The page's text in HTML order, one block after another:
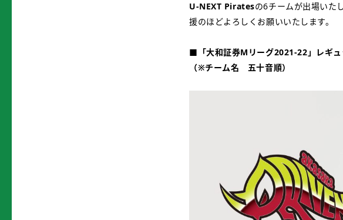
U-NEXT Piratesの6チームが出場いた
援のほどよろしくお願いいたします。
■「大和証券Mリーグ2021-22」レギ
（※チーム名 五十音順）